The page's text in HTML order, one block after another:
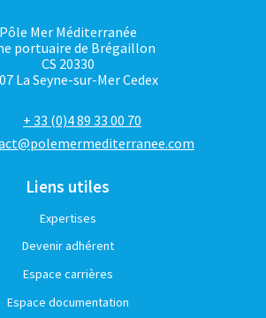
Pôle Mer Méditerranée
portuaire de Brégaillon
CS 20330
La Seyne-sur-Mer Cedex
+ 33 (0)4 89 33 00 70
Liens utiles
Expertises
Devenir adhérent
Espace carrières
Espace documentation